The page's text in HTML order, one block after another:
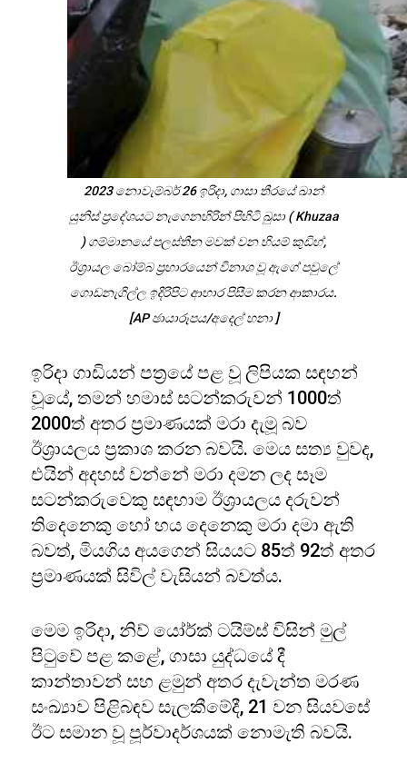
2023 නොවැම්බර් 26 ඉරිදා, ගාසා තීරයේ ඛාන්
යුනිස් ප්‍රදේශයට නැගෙනහිරින් පිහිටි ඛුසා ( Khuzaa
) ගම්මානයේ පලස්තීන මවක් වන හියම් කුඩිහ්,
ඊශ්‍රායල බෝම්බ ප්‍රහාරයෙන් විනාශ වූ ඇගේ පවුලේ
ගොඩනැගිල්ල ඉදිරිපිට ආහාර පිසීම කරන ආකාරය.
[AP ඡායාරූපය/අදෙල් හනා ]
ඉරිදා ගාඩියන් පත්‍රයේ පළ වූ ලිපියක සඳහන්
වූයේ, තමන් හමාස් සටන්කරුවන් 1000ත්
2000ත් අතර ප්‍රමාණයක් මරා දැමූ බව
ඊශ්‍රායලය ප්‍රකාශ කරන බවයි. මෙය සත්‍ය වුවද,
එයින් අදහස් වන්නේ මරා දමන ලද සෑම
සටන්කරුවෙකු සඳහාම ඊශ්‍රායලය දරුවන්
තිදෙනෙකු හෝ හය දෙනෙකු මරා දමා ඇති
බවත්, මියගිය අයගෙන් සියයට 85ත් 92ත් අතර
ප්‍රමාණයක් සිවිල් වැසියන් බවත්ය.
මෙම ඉරිදා, නිව් යෝර්ක් ටයිම්ස් විසින් මුල්
පිටුවේ පළ කළේ, ගාසා යුද්ධයේ දී
කාන්තාවන් සහ ළමුන් අතර දැවැන්ත මරණ
සංඛ්‍යාව පිළිබඳව සැලකීමේදී, 21 වන සියවසේ
ඊට සමාන වූ පූර්වාදර්ශයක් නොමැති බවයි.